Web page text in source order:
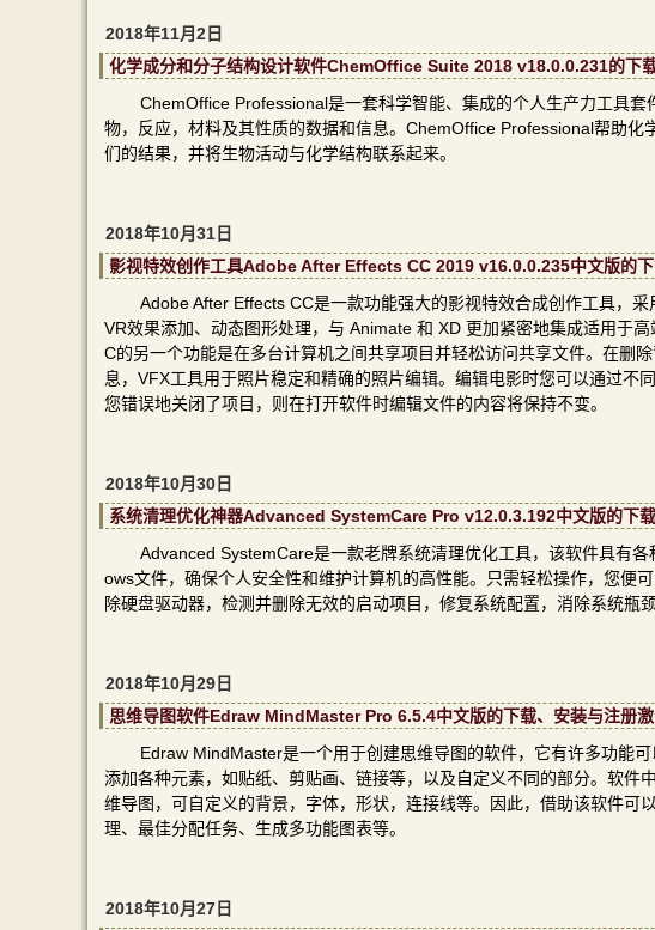
2018年11月2日
化学成分和分子结构设计软件ChemOffice Suite 2018 v18.0.0.231的下
ChemOffice Professional是一套科学智能、集成的个人生产力工具
物，反应，材料及其性质的数据和信息。ChemOffice Professional帮助
们的结果，并将生物活动与化学结构联系起来。
2018年10月31日
影视特效创作工具Adobe After Effects CC 2019 v16.0.0.235中文版的
Adobe After Effects CC是一款功能强大的影视特效合成创作工具，
VR效果添加、动态图形处理，与 Animate 和 XD 更加紧密地集成适用于
C的另一个功能是在多台计算机之间共享项目并轻松访问共享文件。在删
息，VFX工具用于照片稳定和精确的照片编辑。编辑电影时您可以通过不
您错误地关闭了项目，则在打开软件时编辑文件的内容将保持不变。
2018年10月30日
系统清理优化神器Advanced SystemCare Pro v12.0.3.192中文版的下
Advanced SystemCare是一款老牌系统清理优化工具，该软件具有
ows文件，确保个人安全性和维护计算机的高性能。只需轻松操作，您便
除硬盘驱动器，检测并删除无效的启动项目，修复系统配置，消除系统瓶
2018年10月29日
思维导图软件Edraw MindMaster Pro 6.5.4中文版的下载、安装与注册
Edraw MindMaster是一个用于创建思维导图的软件，它有许多功能
添加各种元素，如贴纸、剪贴画、链接等，以及自定义不同的部分。软件
维导图，可自定义的背景，字体，形状，连接线等。因此，借助该软件可
理、最佳分配任务、生成多功能图表等。
2018年10月27日